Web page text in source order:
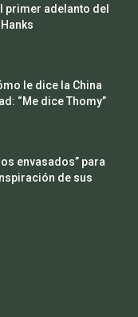
primer adelanto del
le dice la China
“Me dice Thomy”
envasados” para
de sus